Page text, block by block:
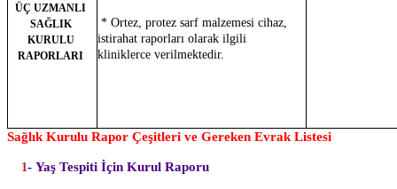
ÜÇ UZMANLI
SAĞLIK
KURULU
RAPORLARI
* Ortez, protez sarf malzemesi cihaz,
istirahat raporları olarak ilgili
kliniklerce verilmektedir.
Sağlık Kurulu Rapor Çeşitleri ve Gereken Evrak Listesi
1 - Yaş Tespiti İçin Kurul Raporu